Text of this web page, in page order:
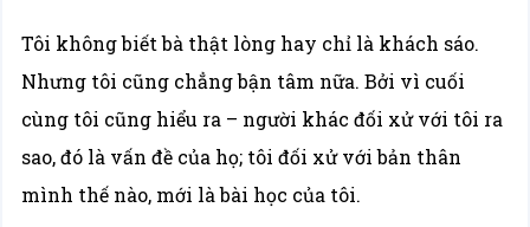
Tôi không biết bà thật lòng hay chỉ là khách sáo.
Nhưng tôi cũng chẳng bận tâm nữa. Bởi vì cuối
cùng tôi cũng hiểu ra – người khác đối xử với tôi ra
sao, đó là vấn đề của họ; tôi đối xử với bản thân
mình thế nào, mới là bài học của tôi.